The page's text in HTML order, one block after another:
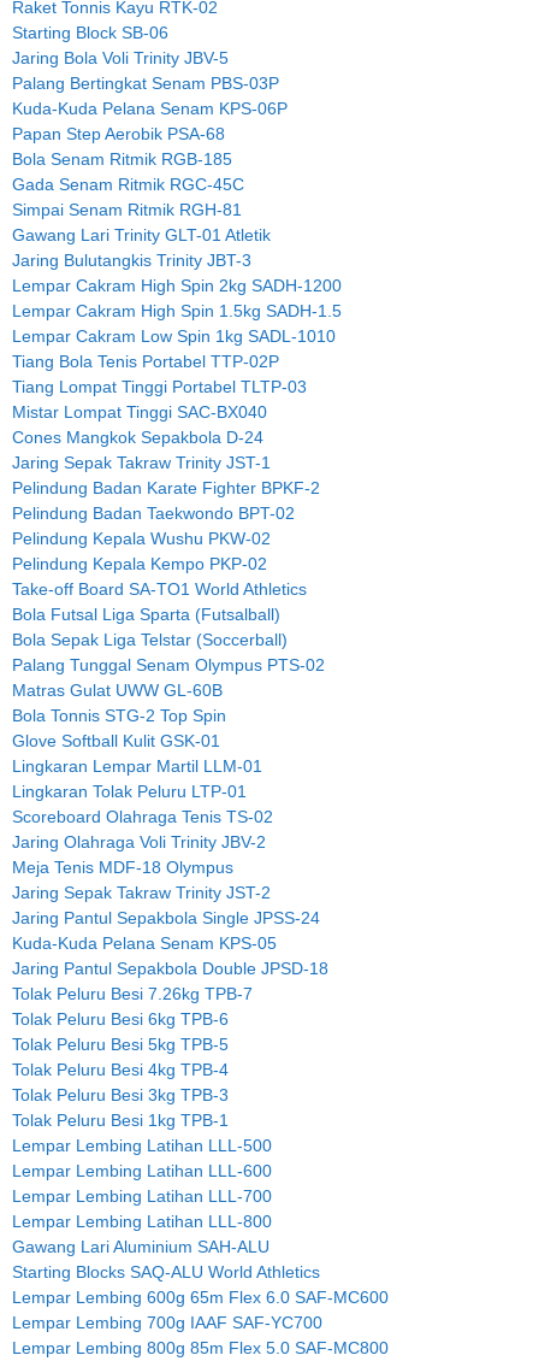
Raket Tonnis Kayu RTK-02
Starting Block SB-06
Jaring Bola Voli Trinity JBV-5
Palang Bertingkat Senam PBS-03P
Kuda-Kuda Pelana Senam KPS-06P
Papan Step Aerobik PSA-68
Bola Senam Ritmik RGB-185
Gada Senam Ritmik RGC-45C
Simpai Senam Ritmik RGH-81
Gawang Lari Trinity GLT-01 Atletik
Jaring Bulutangkis Trinity JBT-3
Lempar Cakram High Spin 2kg SADH-1200
Lempar Cakram High Spin 1.5kg SADH-1.5
Lempar Cakram Low Spin 1kg SADL-1010
Tiang Bola Tenis Portabel TTP-02P
Tiang Lompat Tinggi Portabel TLTP-03
Mistar Lompat Tinggi SAC-BX040
Cones Mangkok Sepakbola D-24
Jaring Sepak Takraw Trinity JST-1
Pelindung Badan Karate Fighter BPKF-2
Pelindung Badan Taekwondo BPT-02
Pelindung Kepala Wushu PKW-02
Pelindung Kepala Kempo PKP-02
Take-off Board SA-TO1 World Athletics
Bola Futsal Liga Sparta (Futsalball)
Bola Sepak Liga Telstar (Soccerball)
Palang Tunggal Senam Olympus PTS-02
Matras Gulat UWW GL-60B
Bola Tonnis STG-2 Top Spin
Glove Softball Kulit GSK-01
Lingkaran Lempar Martil LLM-01
Lingkaran Tolak Peluru LTP-01
Scoreboard Olahraga Tenis TS-02
Jaring Olahraga Voli Trinity JBV-2
Meja Tenis MDF-18 Olympus
Jaring Sepak Takraw Trinity JST-2
Jaring Pantul Sepakbola Single JPSS-24
Kuda-Kuda Pelana Senam KPS-05
Jaring Pantul Sepakbola Double JPSD-18
Tolak Peluru Besi 7.26kg TPB-7
Tolak Peluru Besi 6kg TPB-6
Tolak Peluru Besi 5kg TPB-5
Tolak Peluru Besi 4kg TPB-4
Tolak Peluru Besi 3kg TPB-3
Tolak Peluru Besi 1kg TPB-1
Lempar Lembing Latihan LLL-500
Lempar Lembing Latihan LLL-600
Lempar Lembing Latihan LLL-700
Lempar Lembing Latihan LLL-800
Gawang Lari Aluminium SAH-ALU
Starting Blocks SAQ-ALU World Athletics
Lempar Lembing 600g 65m Flex 6.0 SAF-MC600
Lempar Lembing 700g IAAF SAF-YC700
Lempar Lembing 800g 85m Flex 5.0 SAF-MC800